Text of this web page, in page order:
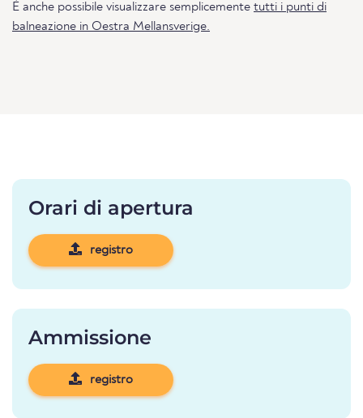
È anche possibile visualizzare semplicemente tutti i punti di
balneazione in Oestra Mellansverige.
Orari di apertura
registro
Ammissione
registro